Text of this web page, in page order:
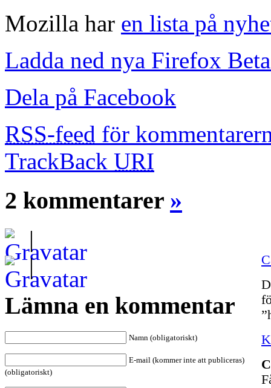
Mozilla har en lista på
Ladda ned nya Firefox
Dela på Facebook
RSS-feed för
TrackBack URI
2 kommentarer »
|
|
Lämna en kommentar
Namn (obligatoriskt)
E-mail (kommer inte att publiceras)
(obligatoriskt)